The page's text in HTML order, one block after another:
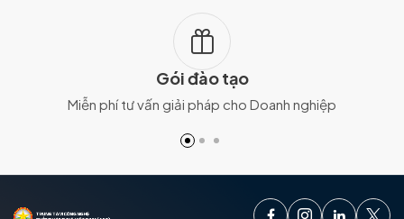
Gói đào tạo
Miễn phí tư vấn giải pháp cho Doanh nghiệp